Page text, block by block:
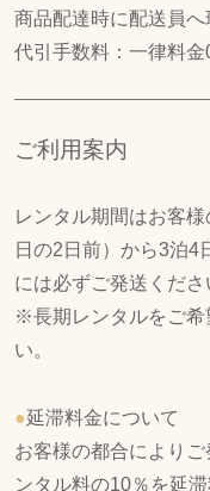
商品配達時に配送員
代引手数料：一律料金
ご利用案内
レンタル期間はお客
日の2日前）から3泊4
には必ずご発送くださ
※長期レンタルをご希
い。
●延滞料金について
お客様の都合により
ンタル料の10％を延